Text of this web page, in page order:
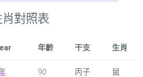
對照表
年齡 干支 生肖
90 丙子 鼠